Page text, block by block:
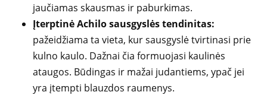
jaučiamas skausmas ir paburkimas.
Įterptinė Achilo sausgyslės tendinitas:
pažeidžiama ta vieta, kur sausgyslė tvirtinasi prie
kulno kaulo. Dažnai čia formuojasi kaulinės
ataugos. Būdingas ir mažai judantiems, ypač jei
yra įtempti blauzdos raumenys.